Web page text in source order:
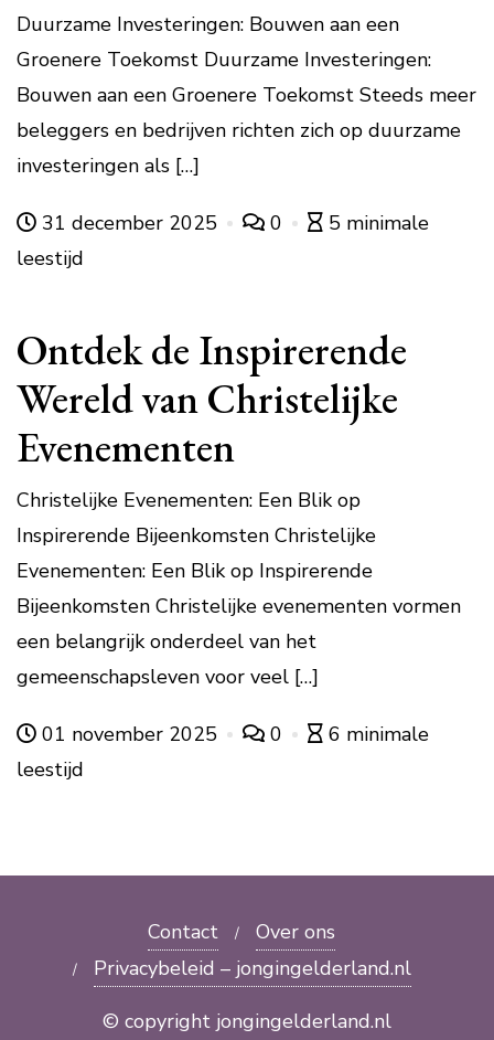
Duurzame Investeringen: Bouwen aan een
Groenere Toekomst Duurzame Investeringen:
Bouwen aan een Groenere Toekomst Steeds meer
beleggers en bedrijven richten zich op duurzame
investeringen als […]
31 december 2025 0
5 minimale
leestijd
Ontdek de Inspirerende
Wereld van Christelijke
Evenementen
Christelijke Evenementen: Een Blik op
Inspirerende Bijeenkomsten Christelijke
Evenementen: Een Blik op Inspirerende
Bijeenkomsten Christelijke evenementen vormen
een belangrijk onderdeel van het
gemeenschapsleven voor veel […]
01 november 2025 0
6 minimale
leestijd
Contact
Over ons
Privacybeleid – jongingelderland.nl
© copyright jongingelderland.nl